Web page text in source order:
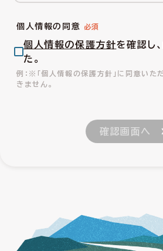
個人情報の同意
個人情報の保護方針を確認し
た。
※「個人情報の保護方針」に同意いた
きません。